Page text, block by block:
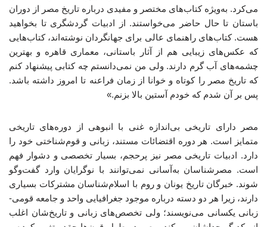
می‌کرد. به‌ویژه کتاب‌های مختصر و مفیدی درباره تاریخ مصر از دوران
باستان تا حال حاضر می‌خواستند. از ادبیات گردشگری تا بخواهید
هست. کتاب‌های راهنمای عالی برای جهانگردان نوشته‌اند، کتاب‌هایی
که عکس‌های زیبایی هم از آثار باستانی، معماری قاهره و بهترین
چشمه‌های آب گرم دارند. ولی من نمی‌دانستم چه کتابی پیشنهاد کنم
که تاریخ مصر را کوتاه و خوانا از زمان فراعنه تا امروز داشته باشد.
پس بر آن شدم که خودم آستین بالا بزنم.»
مصر دارای تاریخی بی‌اندازه غنی با انبوهی از دوره‌های تاریخی
متمایز است. هر دوره اقتضائات مستند، زبانی و قوم‌شناختی خود را
دارد. ادبیات تاریخی مصر نیز پرحجم، بسیار تخصصی و دشوار فهم
است. مصرشناسان به‌آسانی نمی‌توانند با نوگرایان وارد گفت‌وگو
شوند. خبرگان تاریخ یونان و روم با اسلام‌شناسان مشترکات بسیاری
دارند، زیرا هر دو دسته درباره موجود جغرافیایی واحد و جامعه قومی-
زبانی یکسانی می‌نویسند؛ ولی تخصص‌های زبانی و تاریخ‌شان اغلب